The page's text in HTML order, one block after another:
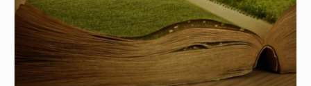
Seperti
Sebuah
Buku?